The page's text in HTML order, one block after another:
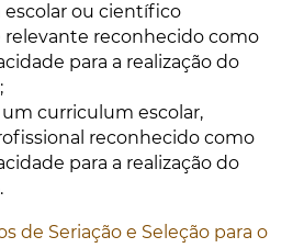
ou científico
reconhecido como
para a realização do
curriculum escolar,
reconhecido como
para a realização do
de Seriação e Seleção para o